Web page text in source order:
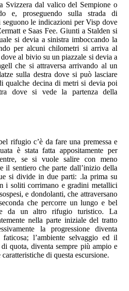
Svizzera dal valico del Sempione o
e, proseguendo sulla strada di
le indicazioni per Visp dove
e Saas Fee. Giunti a Stalden si
si devia a sinistra imboccando la
per alcuni chilometri si arriva al
al bivio su un piazzale si devia a
che si attraversa arrivando al un
sulla destra dove si può lasciare
qualche decina di metri si devia poi
dove si vede la partenza della
rifugio c’è da fare una premessa e
è stata fatta appositamente per
se si vuole salire con meno
il sentiero che parte dall’inizio della
si divide in due parti: .la prima su
i soliti corrimano e gradini metallici
e dondolanti, che attraversano
che percorre un lungo e bel
da un altro rifugio turistico. La
nella parte iniziale del tratto
la progressione diventa
l’ambiente selvaggio ed il
quota, diventa sempre più ampio e
di questa escursione.